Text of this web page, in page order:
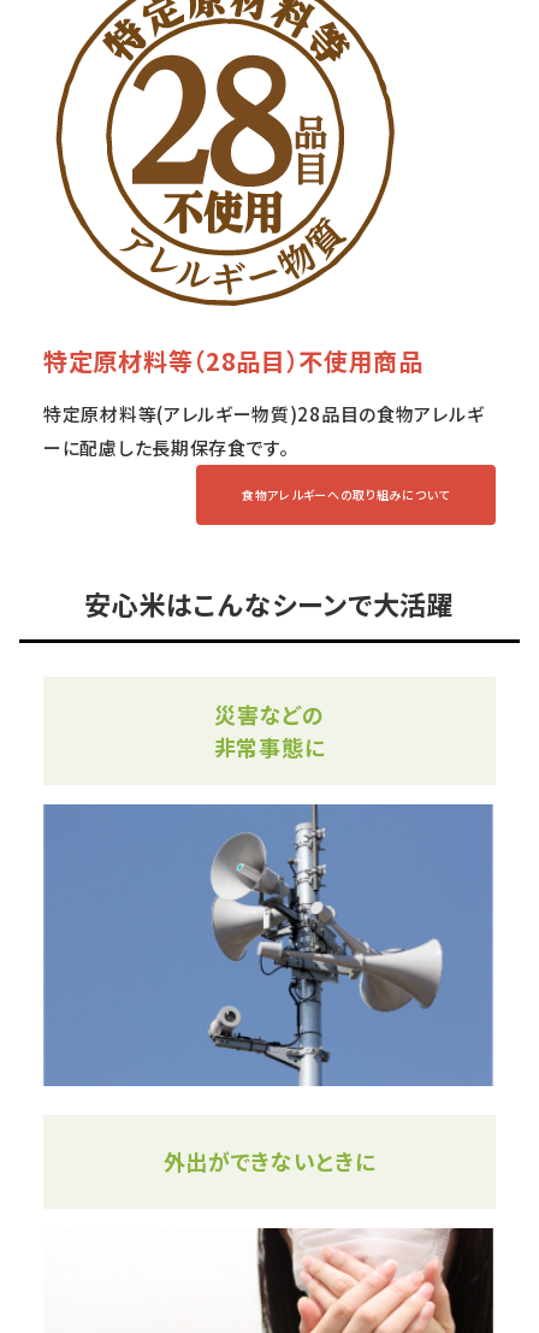
特定原材料等（28品目）不使用商品
特定原材料等(アレルギー物質)28品目の食物アレルギ
ーに配慮した長期保存食です。
食物アレルギーへの取り組みについて
安心米はこんなシーンで大活躍
災害などの
非常事態に
外出ができないときに